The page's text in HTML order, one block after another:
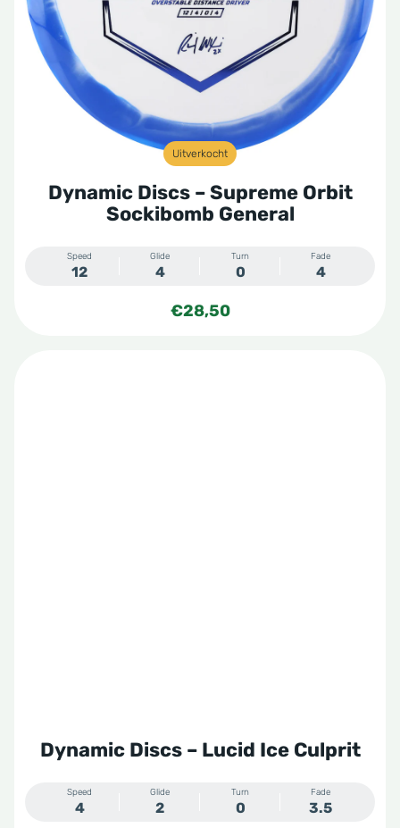
Uitverkocht
Dynamic Discs – Supreme Orbit
Sockibomb General
Speed
12
Glide
4
Turn
0
Fade
4
€28,50
Dynamic Discs – Lucid Ice Culprit
Speed
4
Glide
2
Turn
0
Fade
3.5